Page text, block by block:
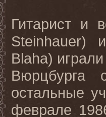
Гитарист и
Steinhauer) и
Blaha)
Вюрцбурга
остальные
феврале